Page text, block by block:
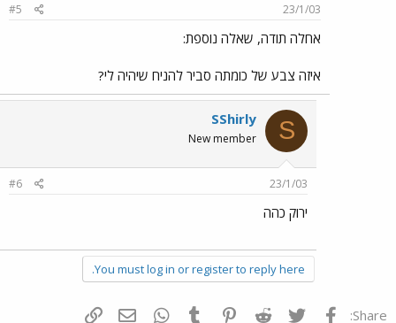
23/1/03
#5
אחלה תודה, שאלה נוספת:
איזה צבע של כומתה סביר להניח שיהיה לי?
S
SShirly
New member
23/1/03
#6
ירוק כהה
You must log in or register to reply here.
Share: פייסבוק Twitter
Reddit
Pinterest
Tumblr
WhatsAppדואר אלקטרוני